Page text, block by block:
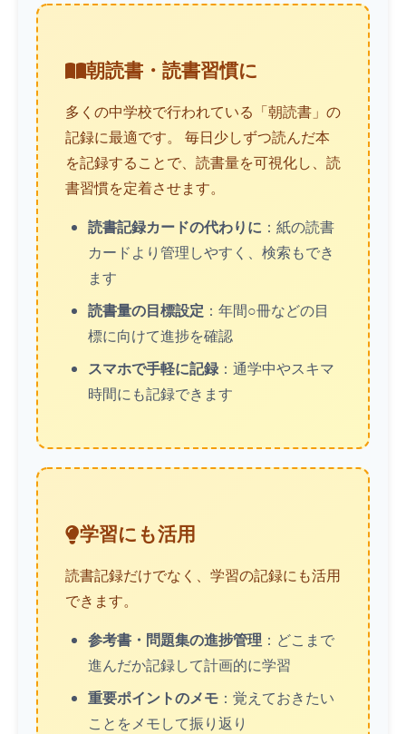
朝読書・読書習慣に
多くの中学校で行われている「朝読書」の
記録に最適です。 毎日少しずつ読んだ本
を記録することで、読書量を可視化し、読
書習慣を定着させます。
読書記録カードの代わりに ：紙の読書
カードより管理しやすく、検索もでき
ます
読書量の目標設定 ：年間○冊などの目
標に向けて進捗を確認
スマホで手軽に記録 ：通学中やスキマ
時間にも記録できます
学習にも活用
読書記録だけでなく、学習の記録にも活用
できます。
参考書・問題集の進捗管理 ：どこまで
進んだか記録して計画的に学習
重要ポイントのメモ ：覚えておきたい
ことをメモして振り返り